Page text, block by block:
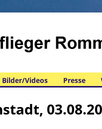
Bilder/Videos Presse